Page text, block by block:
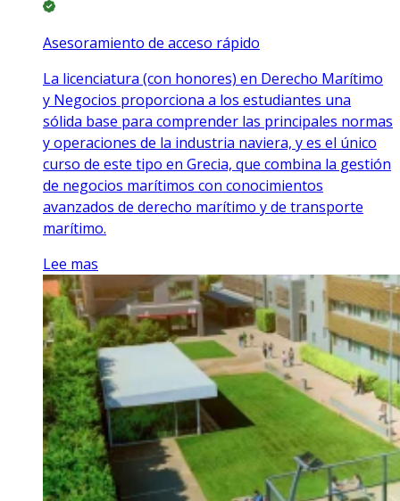
Asesoramiento de acceso rápido
La licenciatura (con honores) en Derecho Marítimo
y Negocios proporciona a los estudiantes una
sólida base para comprender las principales normas
y operaciones de la industria naviera, y es el único
curso de este tipo en Grecia, que combina la gestión
de negocios marítimos con conocimientos
avanzados de derecho marítimo y de transporte
marítimo.
Lee mas